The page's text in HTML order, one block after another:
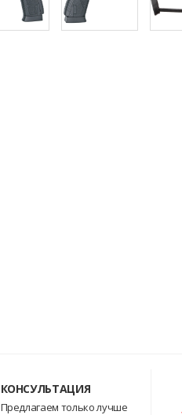
КОНСУЛЬТАЦИЯ
Предлагаем только лучше